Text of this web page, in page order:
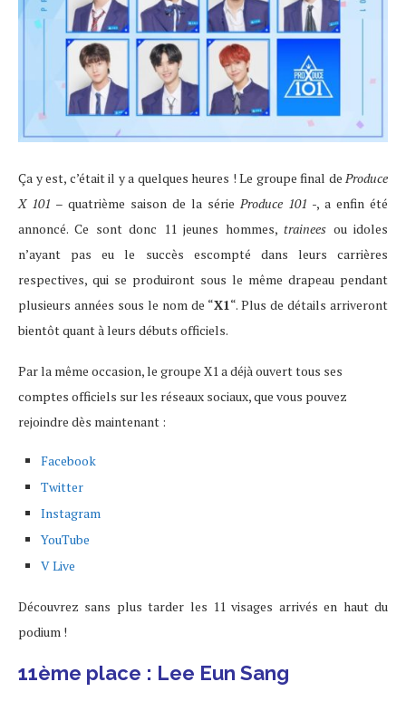
Ça y est, c’était il y a quelques heures ! Le groupe final de Produce
X 101 – quatrième saison de la série Produce 101 -, a enfin été
annoncé. Ce sont donc 11 jeunes hommes,trainees ou idoles
n’ayant pas eu le succès escompté dans leurs carrières
respectives, qui se produiront sous le même drapeau pendant
plusieurs années sous le nom de “X1“. Plus de détails arriveront
bientôt quant à leurs débuts officiels.
Par la même occasion, le groupe X1 a déjà ouvert tous ses
comptes officiels sur les réseaux sociaux, que vous pouvez
rejoindre dès maintenant :
Facebook
Twitter
Instagram
YouTube
V Live
Découvrez sans plus tarder les 11 visages arrivés en haut du
podium !
11ème place : Lee Eun Sang